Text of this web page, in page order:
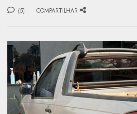
(5) COMPARTILHAR